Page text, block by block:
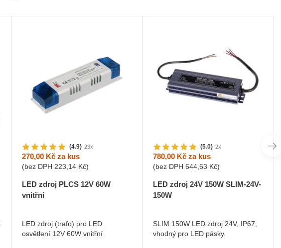
(4.9) 23x
270,00 Kč za kus
(bez DPH 223,14 Kč)
LED zdroj PLCS 12V 60W
vnitřní
LED zdroj (trafo) pro LED
osvětlení 12V 60W vnitřní
(5.0) 2x
780,00 Kč za kus
(bez DPH644,63 Kč)
LED zdroj 24V 150W SLIM-24V-
150W
SLIM 150W LED zdroj 24V, IP67,
vhodný pro LED pásky.